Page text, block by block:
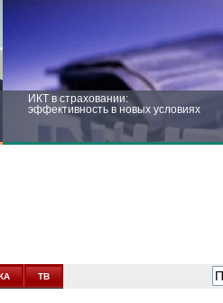
ИКТ в страховании:
эффективность в новых условиях
новых условиях
ТВ